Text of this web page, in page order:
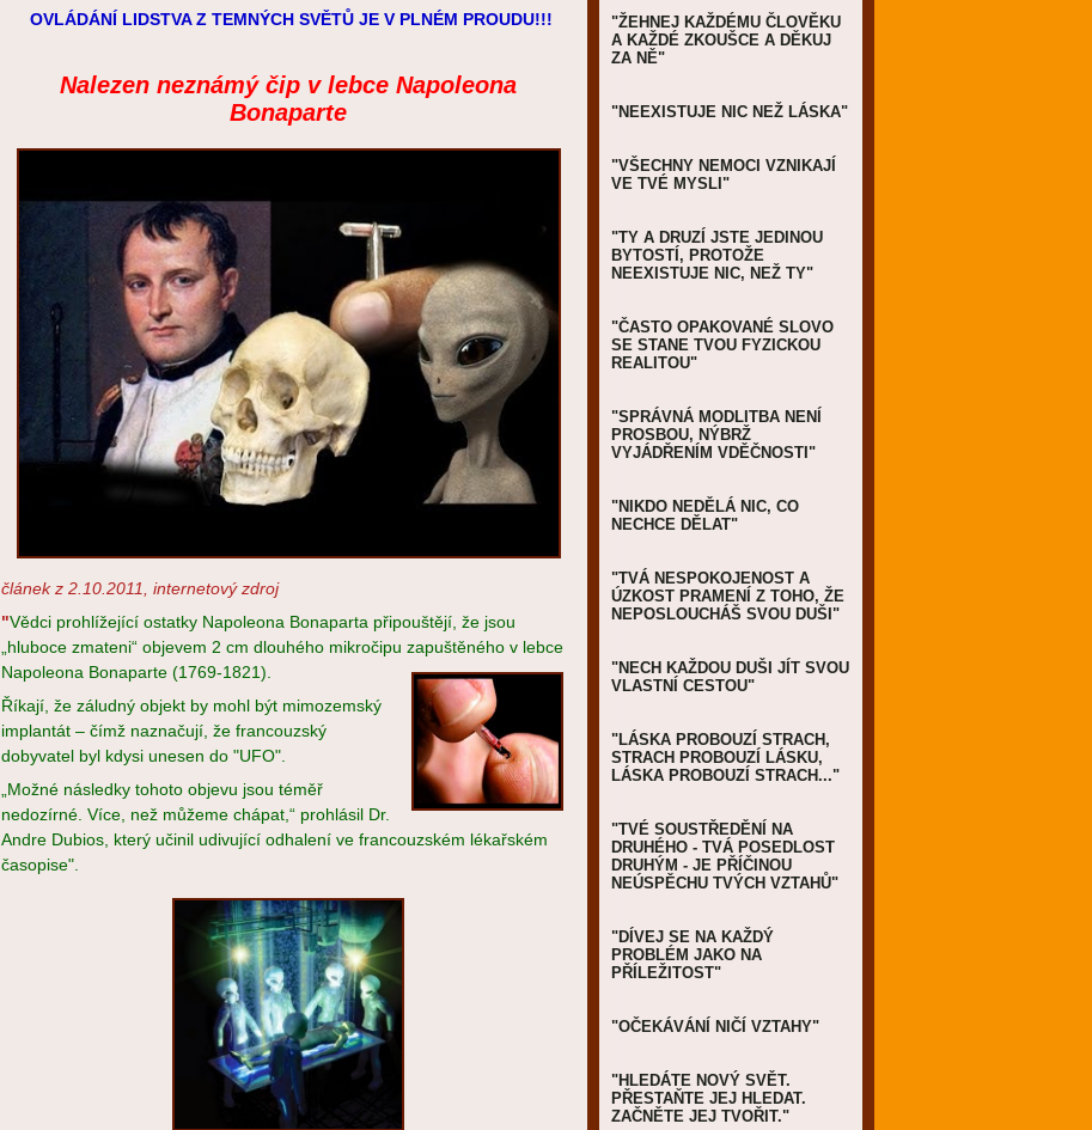
OVLÁDÁNÍ LIDSTVA Z TEMNÝCH SVĚTŮ JE V PLNÉM PROUDU!!!
Nalezen neznámý čip v lebce Napoleona
Bonaparte
článek z 2.10.2011, internetový zdroj
"Vědci prohlížející ostatky Napoleona Bonaparta připouštějí, že jsou
„hluboce zmateni“ objevem 2 cm dlouhého mikročipu zapuštěného v lebce
Napoleona Bonaparte (1769-1821).
Říkají, že záludný objekt by mohl být mimozemský
implantát – čímž naznačují, že francouzský
dobyvatel byl kdysi unesen do "UFO".
„Možné následky tohoto objevu jsou téměř
nedozírné. Více, než můžeme chápat,“ prohlásil Dr.
Andre Dubios, který učinil udivující odhalení ve francouzském lékařském
časopise".
"ŽEHNEJ KAŽDÉMU ČLOVĚKU
A KAŽDÉ ZKOUŠCE A DĚKUJ
ZA NĚ"
"NEEXISTUJE NIC NEŽ LÁSKA"
"VŠECHNY NEMOCI VZNIKAJÍ
VE TVÉ MYSLI"
"TY A DRUZÍ JSTE JEDINOU
BYTOSTÍ, PROTOŽE
NEEXISTUJE NIC, NEŽ TY"
"ČASTO OPAKOVANÉ SLOVO
SE STANE TVOU FYZICKOU
REALITOU"
"SPRÁVNÁ MODLITBA NENÍ
PROSBOU, NÝBRŽ
VYJÁDŘENÍM VDĚČNOSTI"
"NIKDO NEDĚLÁ NIC, CO
NECHCE DĚLAT"
"TVÁ NESPOKOJENOST A
ÚZKOST PRAMENÍ Z TOHO, ŽE
NEPOSLOUCHÁŠ SVOU DUŠI"
"NECH KAŽDOU DUŠI JÍT SVOU
VLASTNÍ CESTOU"
"LÁSKA PROBOUZÍ STRACH,
STRACH PROBOUZÍ LÁSKU,
LÁSKA PROBOUZÍ STRACH..."
"TVÉ SOUSTŘEDĚNÍ NA
DRUHÉHO - TVÁ POSEDLOST
DRUHÝM - JE PŘÍČINOU
NEÚSPĚCHU TVÝCH VZTAHŮ"
"DÍVEJ SE NA KAŽDÝ
PROBLÉM JAKO NA
PŘÍLEŽITOST"
"OČEKÁVÁNÍ NIČÍ VZTAHY"
"HLEDÁTE NOVÝ SVĚT.
PŘESTAŇTE JEJ HLEDAT.
ZAČNĚTE JEJ TVOŘIT."